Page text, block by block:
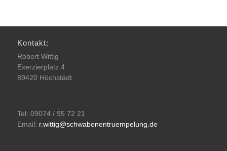
Kontakt:
Robert Wittig
Exerzierplatz 4
89420 Höchstädt
Tel: 09074 / 95 72 21
Email: r.wittig@schwabenentruempelung.de